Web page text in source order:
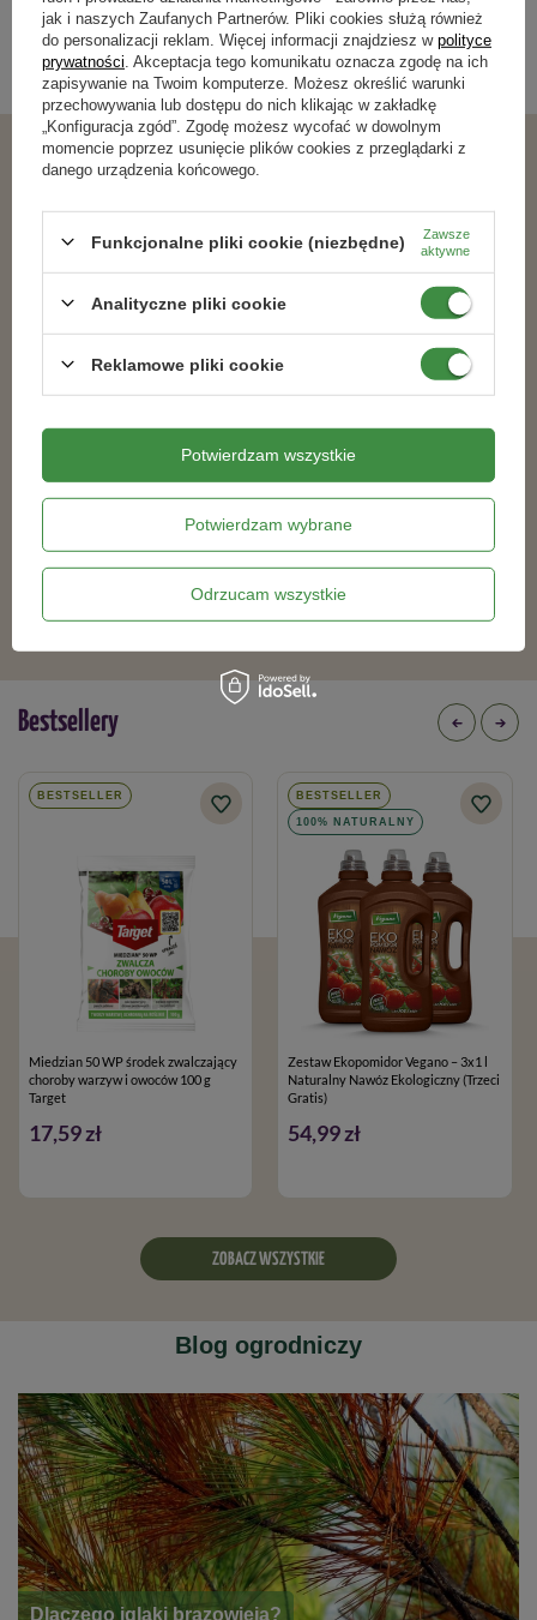
Kategorie powiązane
Nawozy dla iglaków,
Podobne produkty
RABAT OD 2 SZT. RABAT OD 2 SZT.
wapniowo-magnezowy 15 kg
61,59 zł
Bestsellery
BESTSELLER
Miedzian 50 WP środek zwalczający
choroby warzyw i owoców 100 g
Target
17,59 zł
BESTSELLER
100% NATURALNY
Zestaw Ekopomidor Vegano – 3x1 l
Naturalny Nawóz Ekologiczny (Trzeci
Gratis)
54,99 zł
ZOBACZ WSZYSTKIE
Blog ogrodniczy
​Dlaczego iglaki brązowieją?
jak i naszych Zaufanych Partnerów. Pliki cookies służą również
do personalizacji reklam. Więcej informacji znajdziesz w polityce
prywatności . Akceptacja tego komunikatu oznacza zgodę na ich
zapisywanie na Twoim komputerze. Możesz określić warunki
przechowywania lub dostępu do nich klikając w zakładkę
„Konfiguracja zgód”. Zgodę możesz wycofać w dowolnym
momencie poprzez usunięcie plików cookies z przeglądarki z
danego urządzenia końcowego.
Funkcjonalne pliki cookie (niezbędne)
Zawsze
aktywne
Analityczne pliki cookie
Reklamowe pliki cookie
Potwierdzam wybrane
Odrzucam wszystkie
Potwierdzam wszystkie